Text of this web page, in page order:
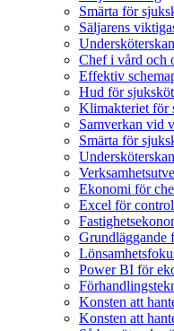
Smärta för
Säljarens
Undersköterskan
Chef i vård och
Effektiv
Hud för
Klimakteriet för
Samverkan vid
Smärta för
Undersköterskan
Ekonomi för
Excel för
Grundläggande
Power BI för
Konsten att
Konsten att